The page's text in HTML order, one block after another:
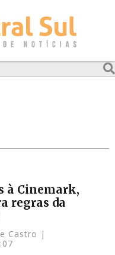
à Cinemark,
regras da
Castro